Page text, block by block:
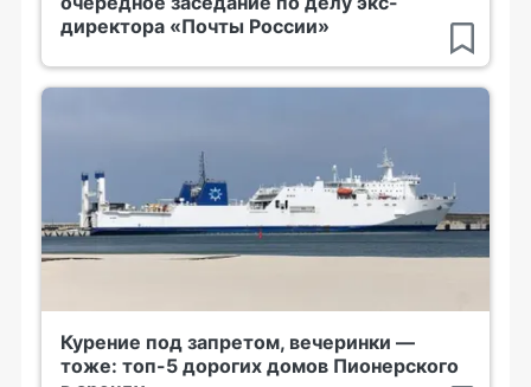
директора «Почты России»
Курение под запретом, вечеринки —
тоже: топ-5 дорогих домов Пионерского